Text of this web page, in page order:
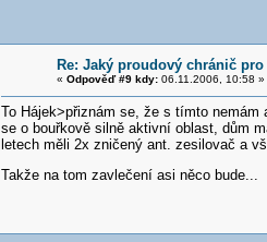
Re: Jaký proudový chránič
« Odpověď #9 kdy:06.11.2006, 10:58 »
To Hájek>přiznám se, že s tímto nemám
se o bouřkově silně aktivní oblast, dům
letech měli 2x zničený ant. zesilovač a
Takže na tom zavlečení asi něco bude...